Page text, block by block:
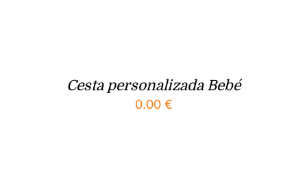
Cesta personalizada Bebé
0.00 €